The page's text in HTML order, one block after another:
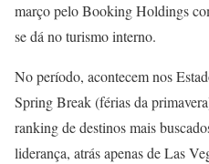
março pelo Booking Holdings
se dá no turismo interno.
No período, acontecem nos
Spring Break (férias da
ranking de destinos mais
liderança, atrás apenas de Las